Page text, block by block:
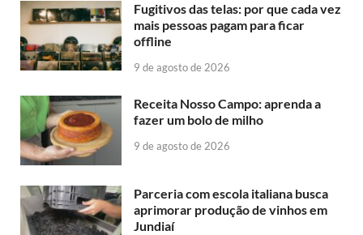
Fugitivos das telas: por que cada vez
mais pessoas pagam para ficar
offline
9 de agosto de 2026
Receita Nosso Campo: aprenda a
fazer um bolo de milho
9 de agosto de 2026
Parceria com escola italiana busca
aprimorar produção de vinhos em
Jundiaí